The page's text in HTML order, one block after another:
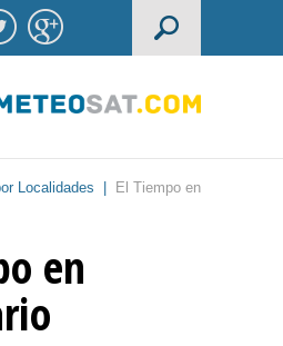
Localidades
El Tiempo en
en